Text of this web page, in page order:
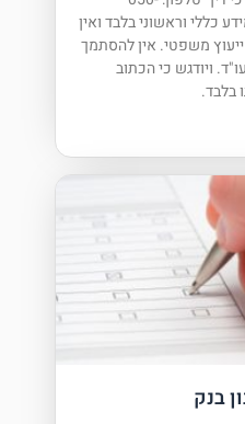
מידע כללי וראשוני בלבד ואין
משפטי. אין להסתמך
ויודגש כי הכתוב
בלבד.
בנק